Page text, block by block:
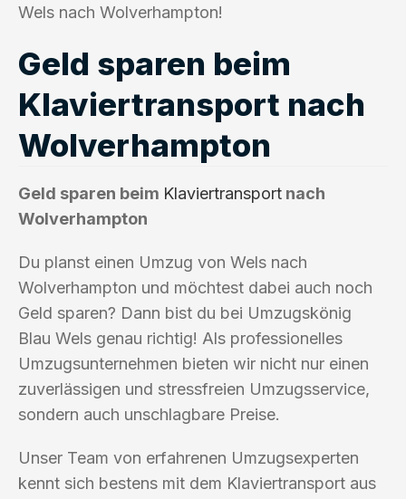
Wels nach Wolverhampton!
Geld sparen beim
Klaviertransport nach
Wolverhampton
Geld sparen beim Klaviertransport nach
Wolverhampton
Du planst einen Umzug von Wels nach
Wolverhampton und möchtest dabei auch noch
Geld sparen? Dann bist du bei Umzugskönig
Blau Wels genau richtig! Als professionelles
Umzugsunternehmen bieten wir nicht nur einen
zuverlässigen und stressfreien Umzugsservice,
sondern auch unschlagbare Preise.
Unser Team von erfahrenen Umzugsexperten
kennt sich bestens mit dem Klaviertransport aus